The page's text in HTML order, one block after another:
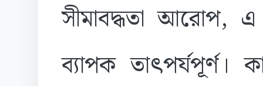
সীমাবদ্ধতা আরোপ,
ব্যাপক তাৎপর্যপূর্ণ।